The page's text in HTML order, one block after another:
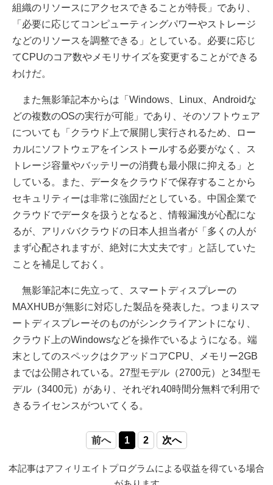
組織のリソースにアクセスできることが特長」であり、
「必要に応じてコンピューティングパワーやストレージ
などのリソースを調整できる」としている。必要に応じ
てCPUのコア数やメモリサイズを変更することができる
わけだ。
また無影筆記本からは「Windows、Linux、Androidな
どの複数のOSの実行が可能」であり、そのソフトウェア
についても「クラウド上で展開し実行されるため、ロー
カルにソフトウェアをインストールする必要がなく、ス
トレージ容量やバッテリーの消費も最小限に抑える」と
している。また、データをクラウドで保存することから
セキュリティーは非常に強固だとしている。中国企業で
クラウドでデータを扱うとなると、情報漏洩が心配にな
るが、アリババクラウドの日本人担当者が「多くの人が
まず心配されますが、絶対に大丈夫です」と話していた
ことを補足しておく。
無影筆記本に先立って、スマートディスプレーの
MAXHUBが無影に対応した製品を発表した。つまりスマ
ートディスプレーそのものがシンクライアントになり、
クラウド上のWindowsなどを操作でいるようになる。端
末としてのスペックはクアッドコアCPU、メモリー2GB
までは公開されている。27型モデル（2700元）と34型モ
デル（3400元）があり、それぞれ40時間分無料で利用で
きるライセンスがついてくる。
前へ 1 2 次へ
本記事はアフィリエイトプログラムによる収益を得ている場合